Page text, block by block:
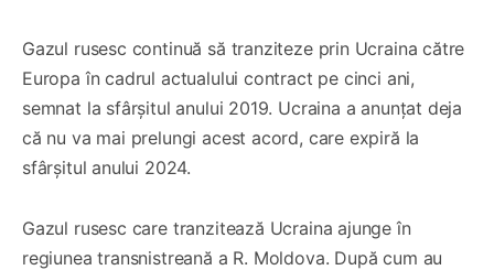
Gazul rusesc continuă să tranziteze prin Ucraina către
Europa în cadrul actualului contract pe cinci ani,
semnat la sfârșitul anului 2019. Ucraina a anunțat deja
că nu va mai prelungi acest acord, care expiră la
sfârșitul anului 2024.
Gazul rusesc care tranzitează Ucraina ajunge în
regiunea transnistreană a R. Moldova. După cum au